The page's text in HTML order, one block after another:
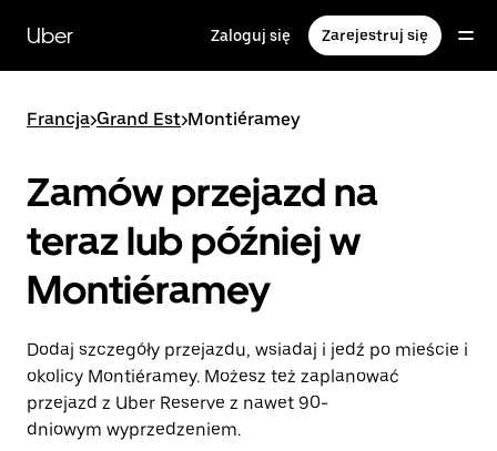
głównej
zawartości
Uber Zaloguj się Zarejestruj się
Francja>Grand Est>Montiéramey
Zamów przejazd na
teraz lub później w
Montiéramey
Dodaj szczegóły przejazdu, wsiadaj i jedź po mieście i
okolicy Montiéramey. Możesz też zaplanować
przejazd z Uber Reserve z nawet 90-
dniowym wyprzedzeniem.